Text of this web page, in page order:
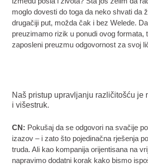
moglo dovesti do toga da neko shvati da
drugačiji put, možda čak i bez Welede.
preuzimamo rizik u ponudi ovog formata,
zaposleni preuzmu odgovornost za svoj
Naš pristup upravljanju različitošću je
i višestruk.
CN: Pokušaj da se odgovori na svačije
izazov – i zato što pojedinačna rješenja
truda. Ali kao kompanija orijentisana na
napravimo dodatni korak kako bismo